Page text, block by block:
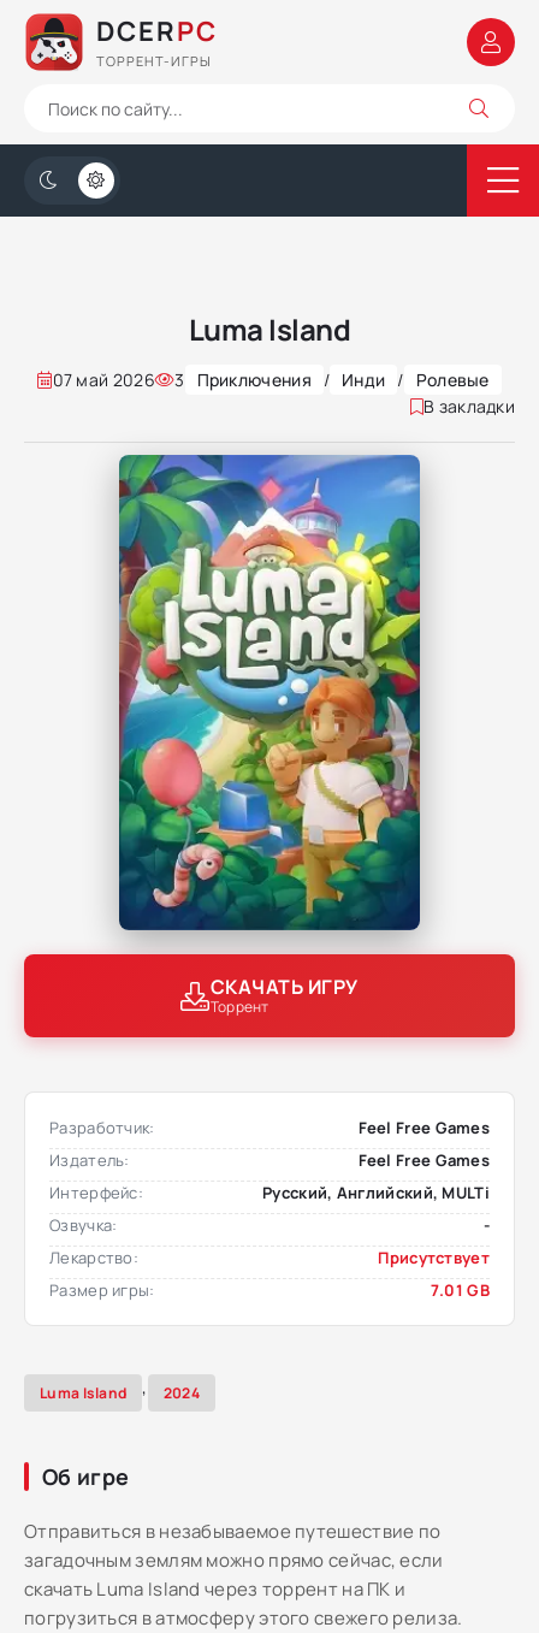
DCERPC
ТОРРЕНТ-ИГРЫ
Luma Island
07 май 2026 3 Приключения / Инди /
Ролевые
В закладки
СКАЧАТЬ ИГРУ
Торрент
Разработчик:
Feel Free Games
Издатель:
Feel Free Games
Интерфейс:
Русский, Английский, MULTi
Озвучка:
-
Лекарство:
Присутствует
Размер игры:
7.01 GB
Luma Island , 2024
Об игре
Отправиться в незабываемое путешествие по
загадочным землям можно прямо сейчас, если
скачать Luma Island через торрент на ПК и
погрузиться в атмосферу этого свежего релиза.